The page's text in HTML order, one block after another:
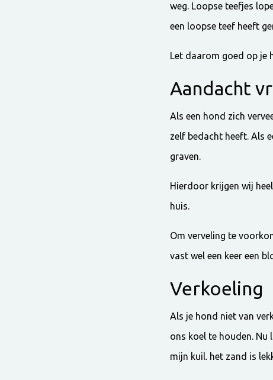
weg. Loopse teefjes
een loopse teef heeft
Let daarom goed op je
Aandacht
Als een hond zich
zelf bedacht heeft. Als
graven.
Hierdoor krijgen wij
huis.
Om verveling te
vast wel een keer een
Verkoeling
Als je hond niet van
ons koel te houden.
mijn kuil. het zand is